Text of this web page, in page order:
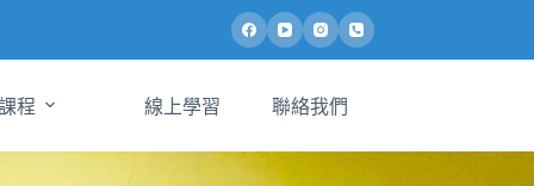
程 線上學習 聯絡我們